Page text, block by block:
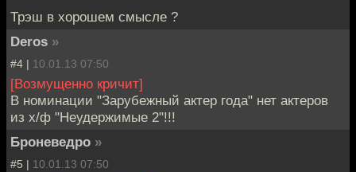
Трэш в хорошем смысле ?
Deros »
#4 | 10.01.13 07:50
[Возмущенно кричит]
В номинации "Зарубежный актер года" нет актеров
из х/ф "Неудержимые 2"!!!
Броневедро »
#5 | 10.01.13 07:50